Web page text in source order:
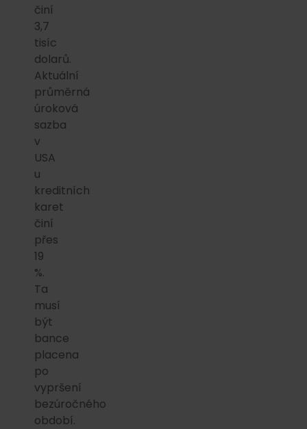
činí
3,7
tisíc
dolarů.
Aktuální
průměrná
úroková
sazba
v
USA
u
kreditních
karet
činí
přes
19
%.
Ta
musí
být
bance
placena
po
vypršení
bezúročného
období.